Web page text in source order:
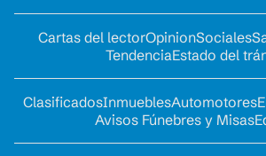
Cartas del lectorOpinionSociales
TendenciaEstado del
ClasificadosInmueblesAutomotores
Avisos Fúnebres y Misas